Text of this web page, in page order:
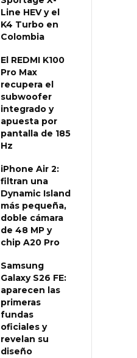
Line HEV y el
K4 Turbo en
Colombia
El REDMI K100
Pro Max
recupera el
subwoofer
integrado y
apuesta por
pantalla de 185
Hz
iPhone Air 2:
filtran una
Dynamic Island
más pequeña,
doble cámara
de 48 MP y
chip A20 Pro
Samsung
Galaxy S26 FE:
aparecen las
primeras
fundas
oficiales y
revelan su
diseño